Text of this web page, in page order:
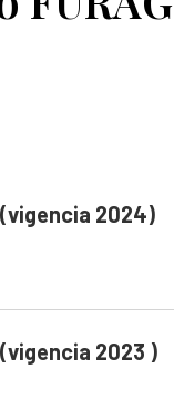
para la búsqueda
la búsqueda2024)
2023 )